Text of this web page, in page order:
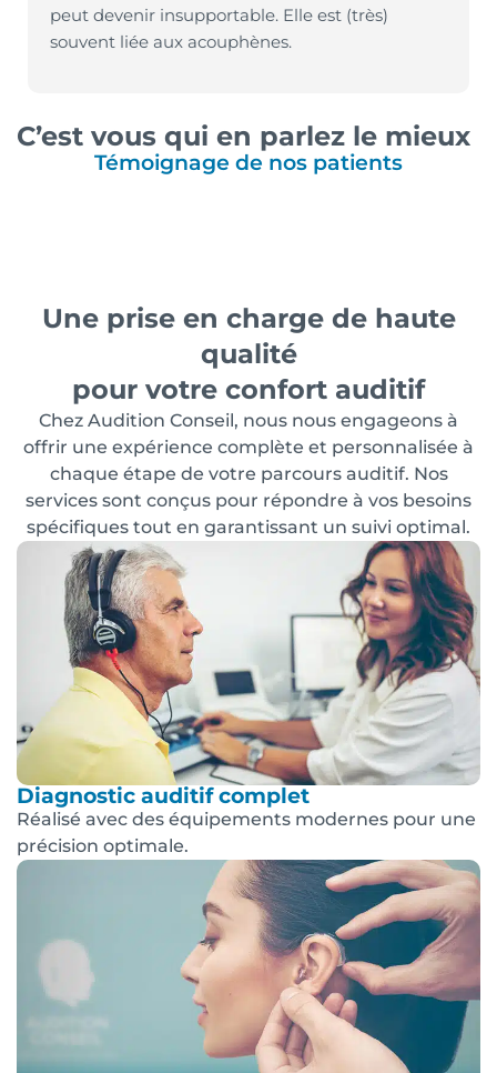
peut devenir insupportable. Elle est (très)
souvent liée aux acouphènes.
C’est vous qui en parlez le mieux
Témoignage de nos patients
Une prise en charge de haute
qualité
pour votre confort auditif
Chez Audition Conseil, nous nous engageons à
offrir une expérience complète et personnalisée à
chaque étape de votre parcours auditif. Nos
services sont conçus pour répondre à vos besoins
spécifiques tout en garantissant un suivi optimal.
Diagnostic auditif complet
Réalisé avec des équipements modernes pour une
précision optimale.